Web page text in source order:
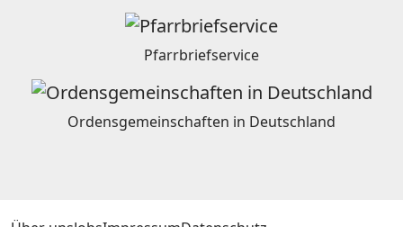
Pfarrbriefservice
Ordensgemeinschaften in Deutschland